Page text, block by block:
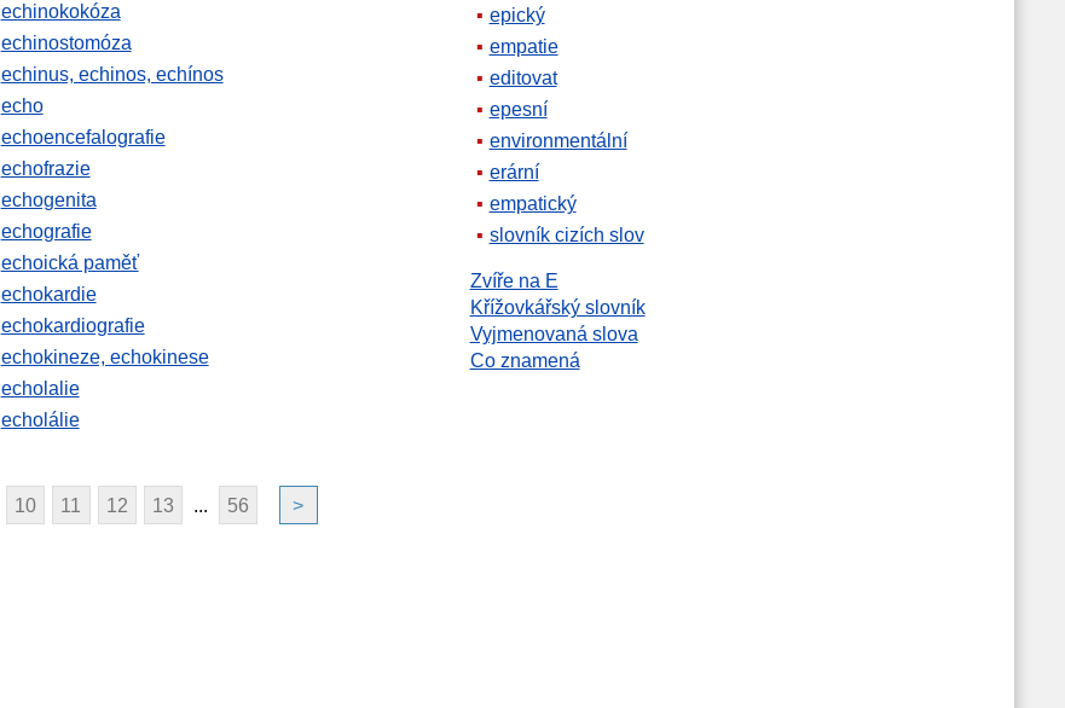
echinokokóza
echinostomóza
echinus, echinos, echínos
echo
echoencefalografie
echofrazie
echogenita
echografie
echoická paměť
echokardie
echokardiografie
echokineze, echokinese
echolalie
echolálie
10 11 12 13 ... 56 >
epický
empatie
editovat
epesní
environmentální
erární
empatický
slovník cizích slov
Zvíře na E
Křížovkářský slovník
Vyjmenovaná slova
Co znamená